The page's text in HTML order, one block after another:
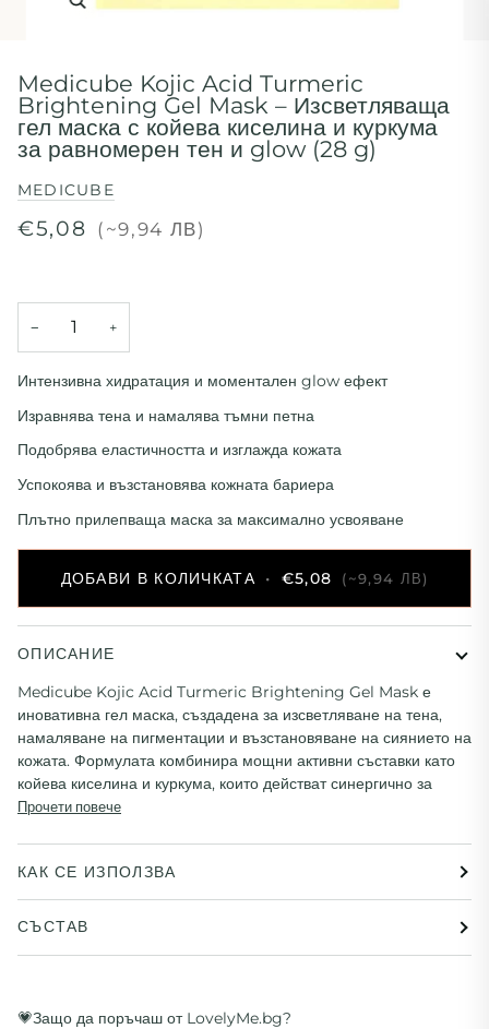
Medicube Kojic Acid Turmeric
Brightening Gel Mask – Изсветляваща
гел маска с койева киселина и куркума
за равномерен тен и glow (28 g)
MEDICUBE
€5,08 (~9,94 ЛВ)
− +
Интензивна хидратация и моментален glow ефект
Изравнява тена и намалява тъмни петна
Подобрява еластичността и изглажда кожата
Успокоява и възстановява кожната бариера
Плътно прилепваща маска за максимално усвояване
ДОБАВИ В КОЛИЧКАТА • €5,08 (~9,94 ЛВ)
ОПИСАНИЕ
Medicube Kojic Acid Turmeric Brightening Gel Mask е
иновативна гел маска, създадена за изсветляване на тена,
намаляване на пигментации и възстановяване на сиянието на
кожата. Формулата комбинира мощни активни съставки като
койева киселина и куркума, които действат синергично за
Прочети повече
КАК СЕ ИЗПОЛЗВА
СЪСТАВ
💗Защо да поръчаш от LovelyMe.bg?